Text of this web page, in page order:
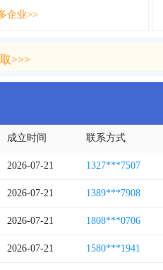
企业>>
>>>
>>>
成立时间 联系方式
2026-07-21 1327***7507
2026-07-21 1389***7908
2026-07-21 1808***0706
2026-07-21 1580***1941